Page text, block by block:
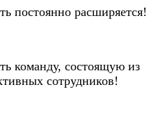
постоянно расширяется!
команду, состоящую из
сотрудников!